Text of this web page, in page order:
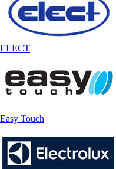
ELECT
Easy Touch